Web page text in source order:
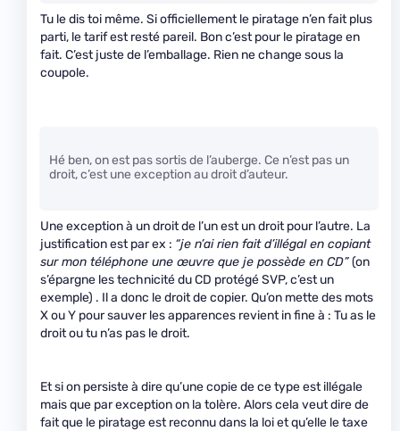
Tu le dis toi même. Si officiellement le piratage n’en fait plus
parti, le tarif est resté pareil. Bon c’est pour le piratage en
fait. C’est juste de l’emballage. Rien ne change sous la
coupole.
Hé ben, on est pas sortis de l’auberge. Ce n’est pas un
droit, c’est une exception au droit d’auteur.
Une exception à un droit de l’un est un droit pour l’autre. La
justification est par ex : “je n’ai rien fait d’illégal en copiant
sur mon téléphone une œuvre que je possède en CD”(on
s’épargne les technicité du CD protégé SVP, c’est un
exemple) . Il a donc le droit de copier. Qu’on mette des mots
X ou Y pour sauver les apparences revient in fine à : Tu as le
droit ou tu n’as pas le droit.
Et si on persiste à dire qu’une copie de ce type est illégale
mais que par exception on la tolère. Alors cela veut dire de
fait que le piratage est reconnu dans la loi et qu’elle le taxe